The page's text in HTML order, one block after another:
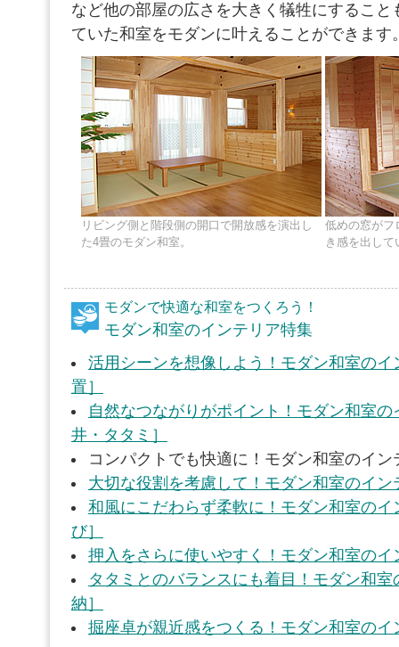
など他の部屋の広さを大きく犠牲にすること
ていた和室をモダンに叶えることができます
リビング側と階段側の開口で開放感を演出し
た4畳のモダン和室。
低めの窓がフ
き感を出し
モダンで快適な和室をつくろう！
モダン和室のインテリア特集
活用シーンを想像しよう！モダン和室の
置］
自然なつながりがポイント！モダン和室
井・タタミ］
コンパクトでも快適に！モダン和室のイン
大切な役割を考慮して！モダン和室のイ
和風にこだわらず柔軟に！モダン和室の
び］
押入をさらに使いやすく！モダン和室の
タタミとのバランスにも着目！モダン和
納］
掘座卓が親近感をつくる！モダン和室の